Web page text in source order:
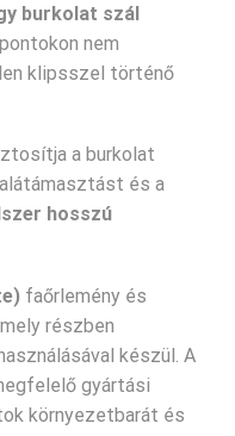
burkolat szál
nem
klipsszel történő
a burkolat
és a
hosszú
faőrlemény és
részben
készül. A
gyártási
környezetbarát és